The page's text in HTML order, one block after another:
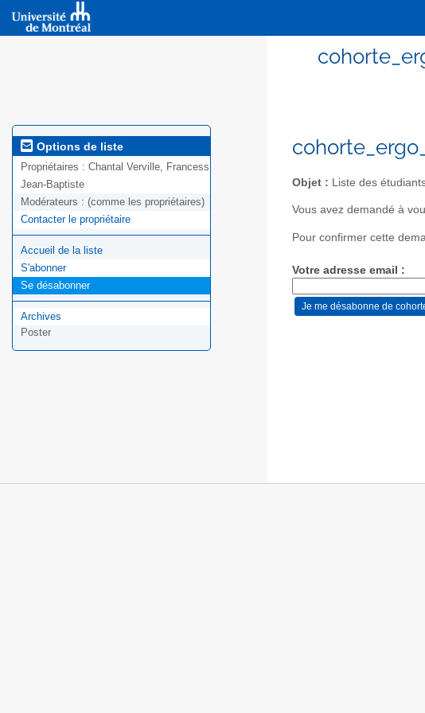
Options de liste
Propriétaires : Chantal Verville, Francess
Jean-Baptiste
Modérateurs : (comme les propriétaires)
Contacter le propriétaire
Accueil de la liste
S'abonner
Se désabonner
Archives
Poster
Objet : Liste des
Vous avez demandé à
Pour confirmer cette
Votre adresse email :